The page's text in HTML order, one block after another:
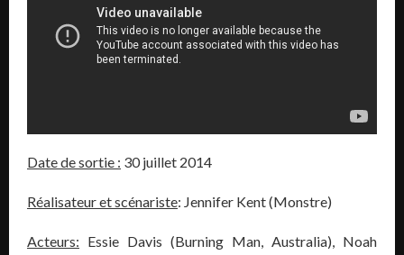
Date de sortie : 30 juillet 2014
Réalisateur et scénariste: Jennifer Kent (Monstre)
Acteurs: Essie Davis (Burning Man, Australia), Noah